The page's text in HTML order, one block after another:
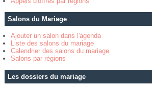
Salons du Mariage
Ajouter un salon dans l'agenda
Liste des salons du mariage
Calendrier des salons du mariage
Salons par régions
Les dossiers du mariage